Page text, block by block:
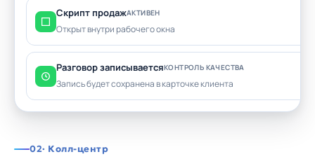
02· Колл-центр
Скрипт продажАКТИВЕН
Открыт внутри рабочего окна
Разговор записываетсяКОНТРОЛЬ КАЧЕСТВА
Запись будет сохранена в карточке клиента